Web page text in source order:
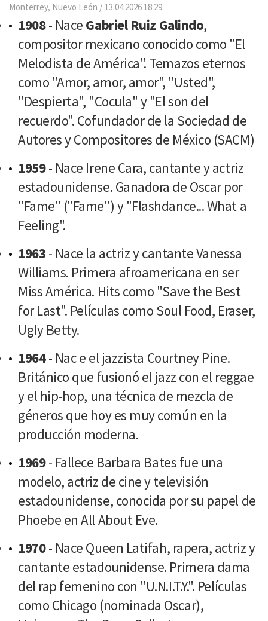
Monterrey, Nuevo León 13.04.2026 18:29
1908- Nace Gabriel Ruiz Galindo,
compositor mexicano conocido como "El
Melodista de América". Temazos eternos
como "Amor, amor, amor", "Usted",
"Despierta", "Cocula" y "El son del
recuerdo". Cofundador de la Sociedad de
Autores y Compositores de México (SACM)
1959- Nace Irene Cara, cantante y actriz
estadounidense. Ganadora de Oscar por
"Fame" ("Fame") y "Flashdance... What a
Feeling".
1963 - Nace la actriz y cantante Vanessa
Williams. Primera afroamericana en ser
Miss América. Hits como "Save the Best
for Last". Películas como Soul Food, Eraser,
Ugly Betty.
1964- Nac e el jazzista Courtney Pine.
Británico que fusionó el jazz con el reggae
y el hip-hop, una técnica de mezcla de
géneros que hoy es muy común en la
producción moderna.
1969- Fallece Barbara Bates fue una
modelo, actriz de cine y televisión
estadounidense, conocida por su papel de
Phoebe en All About Eve.
1970- Nace Queen Latifah, rapera, actriz y
cantante estadounidense. Primera dama
del rap femenino con "U.N.I.T.Y.". Películas
como Chicago (nominada Oscar),